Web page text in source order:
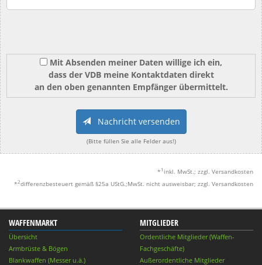
Mit Absenden meiner Daten willige ich ein,
dass der VDB meine Kontaktdaten direkt
an den oben genannten Empfänger übermittelt.
Nachricht versenden
(Bitte füllen Sie alle Felder aus!)
* 1 inkl. MwSt.; zzgl. Versandkosten
*2differenzbesteuert gemäß §25a UStG.;MwSt. nicht ausweisbar; zzgl. Versandkosten
WAFFENMARKT
Übersicht
Armbrüste & Bögen
Blankwaffen (Messer u.ä.)
MITGLIEDER
Ordentliche Mitglieder (Waffen-
Fachgeschäfte)
Außerordentliche Mitglieder